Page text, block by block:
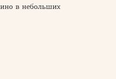
в небольших